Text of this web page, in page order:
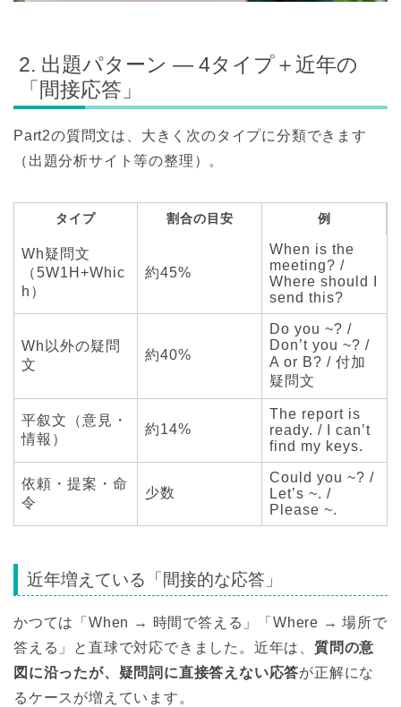
2. 出題パターン — 4タイプ＋近年の
「間接応答」
Part2の質問文は、大きく次のタイプに分類できます
（出題分析サイト等の整理）。
タイプ 割合の目安 例
Wh疑問文
（5W1H+Whic
h）
約45%
When is the
meeting? /
Where should I
send this?
Wh以外の疑問
文
約40%
Do you ~? /
Don’t you ~? /
A or B? / 付加
疑問文
平叙文（意見・
情報）
約14%
The report is
ready. / I can’t
find my keys.
依頼・提案・命
令
少数
Could you ~? /
Let’s ~. /
Please ~.
近年増えている「間接的な応答」
かつては「When → 時間で答える」「Where → 場所で
答える」と直球で対応できました。近年は、 質問の意
図に沿ったが、疑問詞に直接答えない応答が正解にな
るケースが増えています。